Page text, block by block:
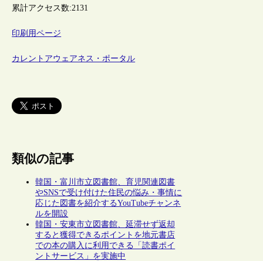
累計アクセス数:2131
印刷用ページ
カレントアウェアネス・ポータル
類似の記事
韓国・富川市立図書館、育児関連図書
やSNSで受け付けた住民の悩み・事情に
応じた図書を紹介するYouTubeチャンネ
ルを開設
韓国・安東市立図書館、延滞せず返却
すると獲得できるポイントを地元書店
での本の購入に利用できる「読書ポイ
ントサービス」を実施中